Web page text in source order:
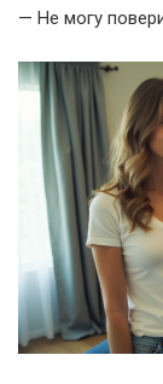
— Не могу